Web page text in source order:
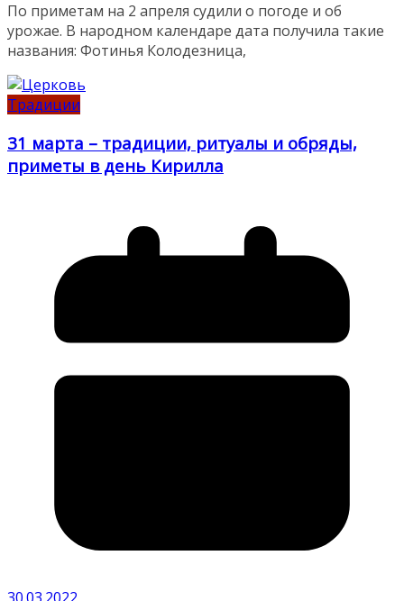
По приметам на 2 апреля судили о погоде и об
урожае. В народном календаре дата получила такие
названия: Фотинья Колодезница,
Традиции
31 марта – традиции, ритуалы и обряды,
приметы в день Кирилла